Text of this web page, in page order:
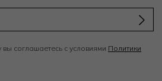
соглашаетесь с условиями Политики